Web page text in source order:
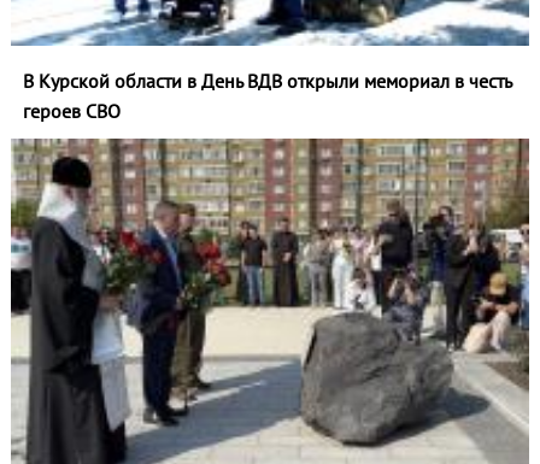
В Курской области в День ВДВ открыли мемориал в честь
героев СВО